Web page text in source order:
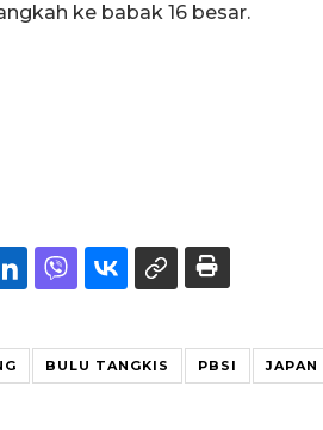
ke babak 16 besar.
BULU TANGKIS PBSI JAPAN
Sumbar